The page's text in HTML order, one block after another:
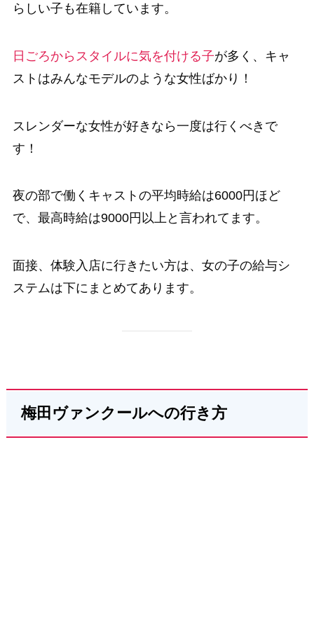
らしい子も在籍しています。
日ごろからスタイルに気を付ける子が多く、キャ
ストはみんなモデルのような女性ばかり！
スレンダーな女性が好きなら一度は行くべきで
す！
夜の部で働くキャストの平均時給は6000円ほど
で、最高時給は9000円以上と言われてます。
面接、体験入店に行きたい方は、女の子の給与シ
ステムは下にまとめてあります。
梅田ヴァンクールへの行き方